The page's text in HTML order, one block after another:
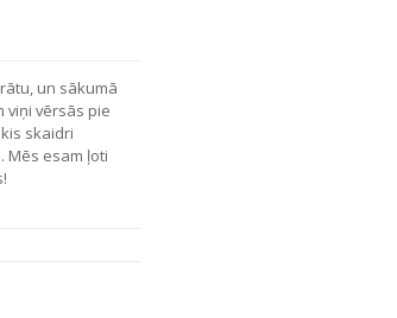
un sākumā
viņi vērsās pie
skaidri
Mēs esam ļoti